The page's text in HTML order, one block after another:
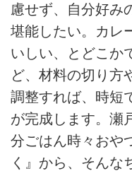
慮せず、自分好み
堪能したい。カレ
いしい、とどこか
ど、材料の切り方
調整すれば、時短
が完成します。瀬
分ごはん時々おや
く』から、そんな